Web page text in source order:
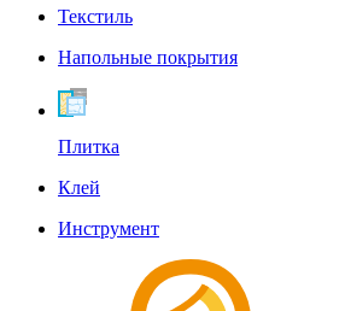
Текстиль
Напольные покрытия
Плитка
Клей
Инструмент